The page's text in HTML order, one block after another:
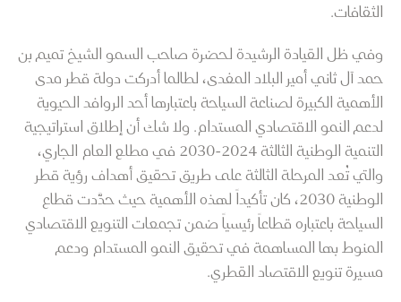
الثقافات.
وفي ظل القيادة الرشيدة لحضرة صاحب السمو الشيخ تميم بن
حمد آل ثاني أمير البلاد المفدى، لطالما أدركت دولة قطر مدى
الأهمية الكبيرة لصناعة السياحة باعتبارها أحد الروافد الحيوية
لدعم النمو الاقتصادي المستدام. ولا شك أن إطلاق استراتيجية
التنمية الوطنية الثالثة 2024-2030 في مطلع العام الجاري،
والتي تُعد المرحلة الثالثة على طريق تحقيق أهداف رؤية قطر
الوطنية 2030، كان تأكيداً لهذه الأهمية حيث حدَّدت قطاع
السياحة باعتباره قطاعاً رئيسياً ضمن تجمعات التنويع الاقتصادي
المنوط بها المساهمة في تحقيق النمو المستدام ودعم
مسيرة تنويع الاقتصاد القطري.